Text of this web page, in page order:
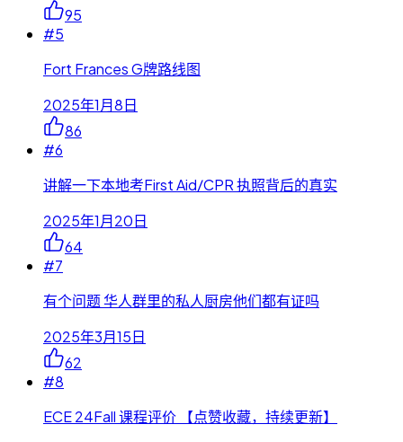
95
#5
Fort Frances G牌路线图
2025年1月8日
86
#6
讲解一下本地考First Aid/CPR 执照背后的真实
2025年1月20日
64
#7
有个问题 华人群里的私人厨房他们都有证吗
2025年3月15日
62
#8
ECE 24Fall 课程评价 【点赞收藏，持续更新】